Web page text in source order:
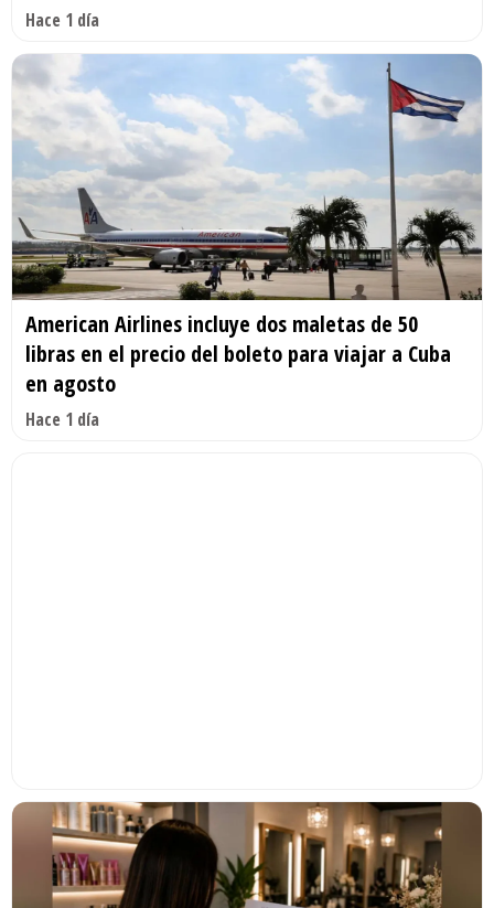
Hace 1 día
American Airlines incluye dos maletas de 50
libras en el precio del boleto para viajar a Cuba
en agosto
Hace 1 día